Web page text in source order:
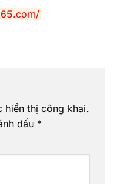
hiển thị công khai.
dấu *